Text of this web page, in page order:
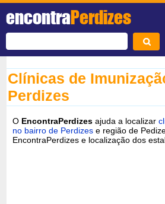
encontraPerdizes
Clínicas de
Perdizes
O EncontraPerdizes ajuda a localizar
no bairro de Perdizes e região de
EncontraPerdizes e localização dos